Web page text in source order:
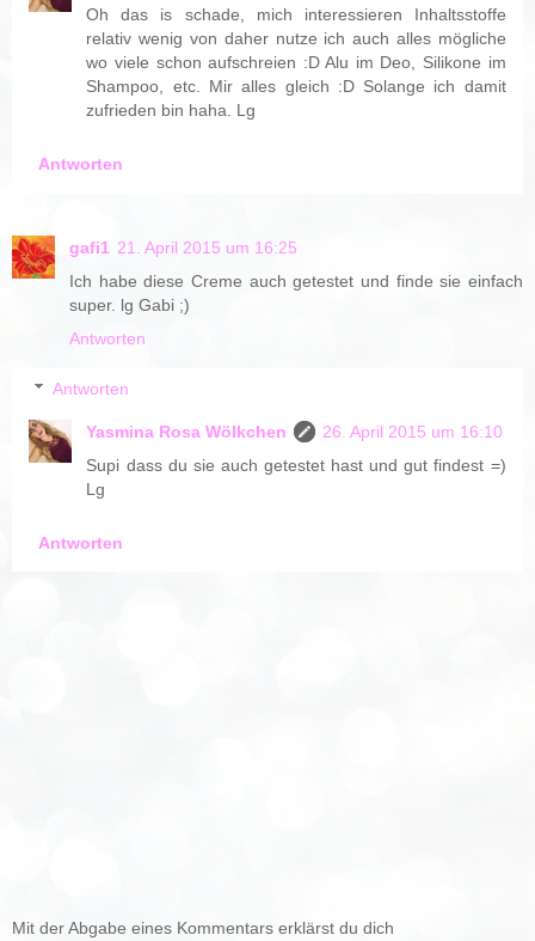
Oh das is schade, mich interessieren Inhaltsstoffe
relativ wenig von daher nutze ich auch alles mögliche
wo viele schon aufschreien :D Alu im Deo, Silikone im
Shampoo, etc. Mir alles gleich :D Solange ich damit
zufrieden bin haha. Lg
Antworten
gafi1 21. April 2015 um 16:25
Ich habe diese Creme auch getestet und finde sie einfach
super. lg Gabi ;)
Antworten
Antworten
Yasmina Rosa Wölkchen
26. April 2015 um 16:10
Supi dass du sie auch getestet hast und gut findest =)
Lg
Antworten
Mit der Abgabe eines Kommentars erklärst du dich